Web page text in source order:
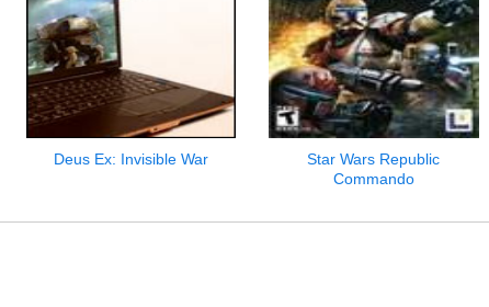
Deus Ex: Invisible War
Star Wars Republic
Commando